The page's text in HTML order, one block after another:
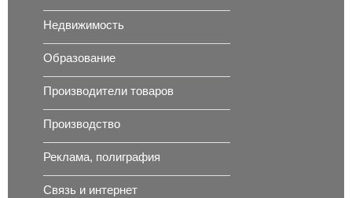
Недвижимость
Образование
Производители товаров
Производство
Реклама, полиграфия
Связь и интернет